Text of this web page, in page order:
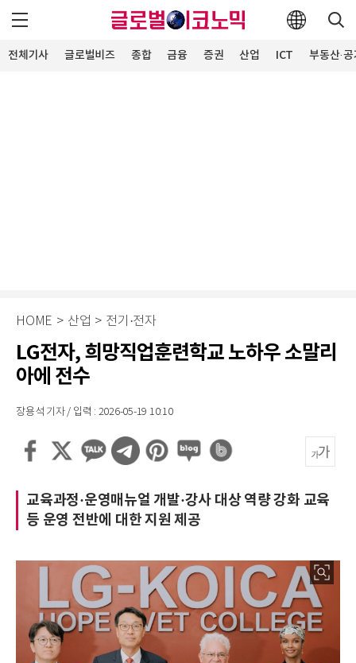
전체기사 글로벌비즈 종합 금융 증권 산업 ICT 부동산·
HOME > 산업 > 전기·전자
LG전자, 희망직업훈련학교 노하우 소말리
아에 전수
장용석 기자 / 입력 : 2026-05-19 10:10
교육과정·운영매뉴얼 개발·강사 대상 역량 강화 교육
등 운영 전반에 대한 지원 제공